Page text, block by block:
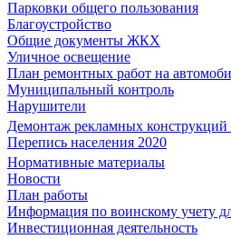
Парковки общего пользования
Благоустройство
Общие документы ЖКХ
Уличное освещение
План ремонтных работ на
Муниципальный контроль
Нарушители
Демонтаж рекламных конструкций
Перепись населения 2020
Нормативные материалы
Новости
План работы
Информация по воинскому учету
Инвестиционная деятельность